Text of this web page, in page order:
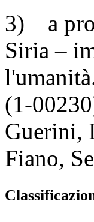
3) a
Siria –
(1-
Guerini,
Fiano,